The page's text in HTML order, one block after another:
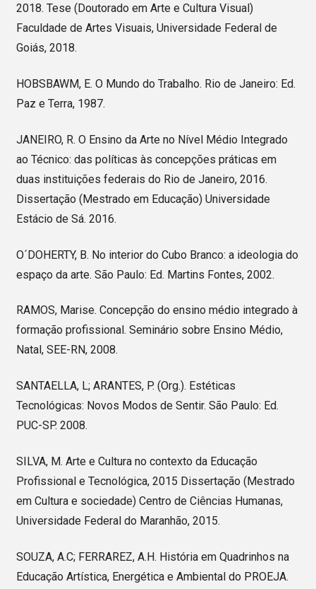
2018. Tese (Doutorado em Arte e Cultura Visual)
Faculdade de Artes Visuais, Universidade Federal de
Goiás, 2018.
HOBSBAWM, E. O Mundo do Trabalho. Rio de Janeiro: Ed.
Paz e Terra, 1987.
JANEIRO, R. O Ensino da Arte no Nível Médio Integrado
ao Técnico: das políticas às concepções práticas em
duas instituições federais do Rio de Janeiro, 2016.
Dissertação (Mestrado em Educação) Universidade
Estácio de Sá. 2016.
O´DOHERTY, B. No interior do Cubo Branco: a ideologia do
espaço da arte. São Paulo: Ed. Martins Fontes, 2002.
RAMOS, Marise. Concepção do ensino médio integrado à
formação profissional. Seminário sobre Ensino Médio,
Natal, SEE-RN, 2008.
SANTAELLA, L; ARANTES, P. (Org.). Estéticas
Tecnológicas: Novos Modos de Sentir. São Paulo: Ed.
PUC-SP. 2008.
SILVA, M. Arte e Cultura no contexto da Educação
Profissional e Tecnológica, 2015 Dissertação (Mestrado
em Cultura e sociedade) Centro de Ciências Humanas,
Universidade Federal do Maranhão, 2015.
SOUZA, A.C; FERRAREZ, A.H. História em Quadrinhos na
Educação Artística, Energética e Ambiental do PROEJA.